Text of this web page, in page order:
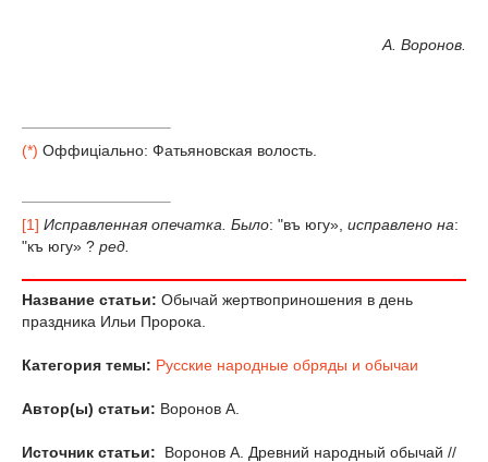
А. Воронов.
(*) Оффицiально: Фатьяновская волость.
[1] Исправленная опечатка. Было: "въ югу», исправлено на:
"къ югу» ? ред.
Название статьи: Обычай жертвоприношения в день
праздника Ильи Пророка.
Категория темы: Русские народные обряды и обычаи
Автор(ы) статьи: Воронов А.
Источник статьи:
Воронов А. Древний народный обычай //